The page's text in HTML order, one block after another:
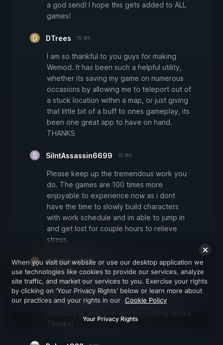
a god send! I hope this gets added to ALL
games!
DTrees 15 फ़र.
I am so thankful to you guys for making
Wemod. It has been such a helpful utility,
whether its saving my game on numerous
occasions by allowing me to teleport out of
a stuck location within a map, or just giving
that little bit of a buff to ones gameplay, its
been one great app to have on hand.
THANKS
SilntAssassin6699 15 फ़र.
Please keep up the tremendous work you
do. The games are 100 times more
enjoyable to experience now as i dont
have the time to slowly build characters
with work schedule and im able to jump in
and get lost for couple hours to relieve
stress.
KindBike1237 10 फ़र.
Every game I've tried has worked as
advertised. I'm a developer myself, and I am
very impressed with how clean this
interface is, and how well everything works.
Thanks!
When you visit our website or use our desktop application we
use technologies like cookies to provide our services, analyze
site traffic, and market our services to you. Exercise your rights
by clicking on ‘Your Privacy Rights’ below or learn more about
our practices and your rights in our Cookie Policy
Your Privacy Rights